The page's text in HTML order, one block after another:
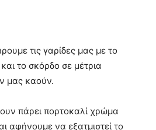
τις γαρίδες μας με το
το σκόρδο σε μέτρια
μας καούν.
πάρει πορτοκαλί χρώμα
αφήνουμε να εξατμιστεί το